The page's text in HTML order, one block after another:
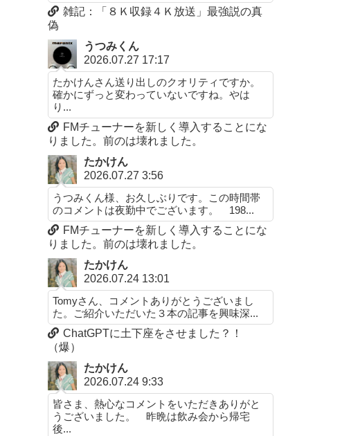
雑記：「８Ｋ収録４Ｋ放送」最強説の真
偽
うつみくん
2026.07.27 17:17
たかけんさん送り出しのクオリティですか。
確かにずっと変わっていないですね。やは
り...
FMチューナーを新しく導入することにな
りました。前のは壊れました。
たかけん
2026.07.27 3:56
うつみくん様、お久しぶりです。この時間帯
のコメントは夜勤中でございます。 198...
FMチューナーを新しく導入することにな
りました。前のは壊れました。
たかけん
2026.07.24 13:01
Tomyさん、コメントありがとうございまし
た。ご紹介いただいた３本の記事を興味深...
ChatGPTに土下座をさせました？！
（爆）
たかけん
2026.07.24 9:33
皆さま、熱心なコメントをいただきありがと
うございました。 昨晩は飲み会から帰宅
後...